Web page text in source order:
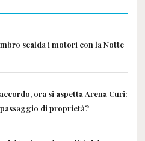
scalda i motori con la Notte
ora si aspetta Arena Curi:
di proprietà?